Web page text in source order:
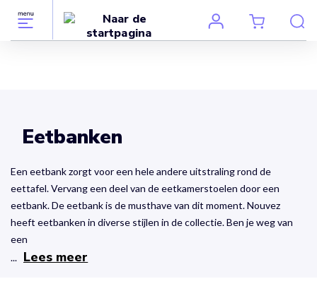
Eetbanken
Een eetbank zorgt voor een hele andere uitstraling rond de
eettafel. Vervang een deel van de eetkamerstoelen door een
eetbank. De eetbank is de musthave van dit moment. Nouvez
heeft eetbanken in diverse stijlen in de collectie. Ben je weg van
een
... Lees meer